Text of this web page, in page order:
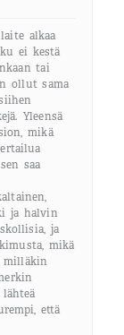
alkaa
ei kestä
tai
ollut sama
Yleensä
mikä
saa
ja halvin
ja
mikä
milläkin
että